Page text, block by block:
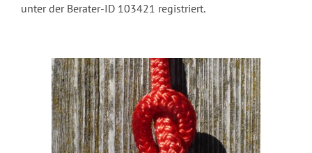
unter der Berater-ID 103421 registriert.